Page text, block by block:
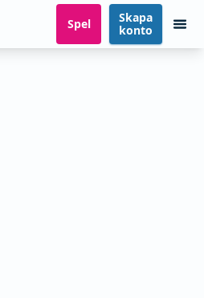
Spel
Skapa
konto